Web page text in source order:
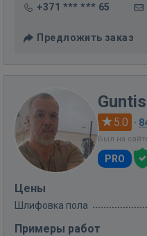
+371 *** *** 65
Предложить заказ
5.0 ·
Был на
PRO
Цены
Шлифовка пола
Примеры работ